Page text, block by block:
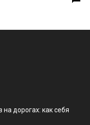
дорогах: как себя